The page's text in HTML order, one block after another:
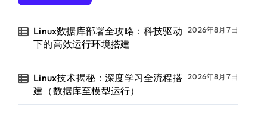
Linux数据库部署全攻略：科技驱动
下的高效运行环境搭建
2026年8月7日
Linux技术揭秘：深度学习全流程搭
建（数据库至模型运行）
2026年8月7日